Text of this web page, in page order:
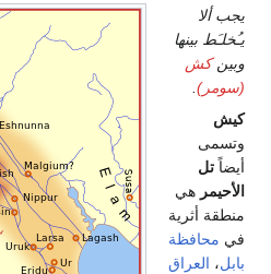
يجب ألا
يـُخلـَط بينها
وبينكش
(سومر)
كيش
وتسمى
أيضاً تل
الأحيمر هي
منطقة أثرية
في محافظة
بابل، العراق